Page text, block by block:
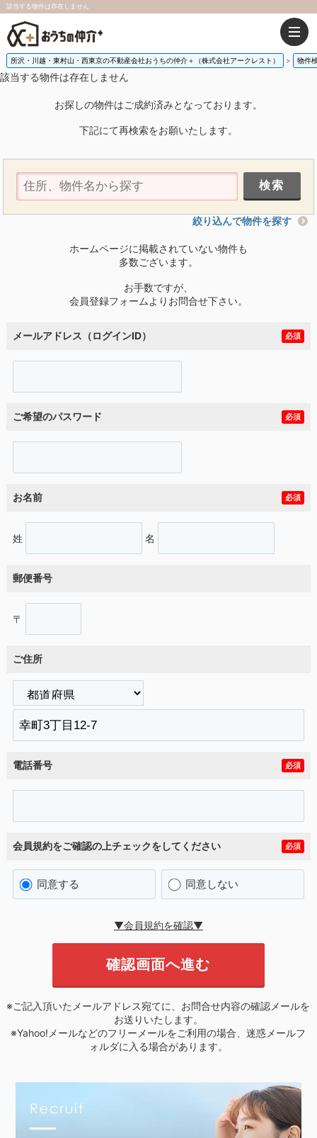
該当する物件は存在しません
所沢・川越・東村山・西東京の不動産会社おうちの仲介＋（株式会社アークレスト） 物件
該当する物件は存在しません
お探しの物件はご成約済みとなっております。
下記にて再検索をお願いたします。
絞り込んで物件を探す
ホームページに掲載されていない物件も
多数ございます。
お手数ですが、
会員登録フォームよりお問合せ下さい。
メールアドレス（ログインID） 必須
ご希望のパスワード 必須
お名前 必須
姓 名
郵便番号
〒
ご住所
電話番号 必須
会員規約をご確認の上チェックをしてください 必須
同意する 同意しない
▼会員規約を確認▼
※ご記入頂いたメールアドレス宛てに、お問合せ内容の確認メールを
お送りいたします。
※Yahoo!メールなどのフリーメールをご利用の場合、迷惑メールフ
ォルダに入る場合があります。